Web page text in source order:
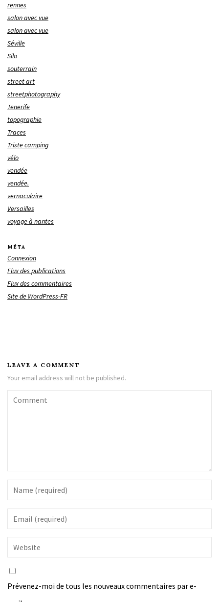
rennes
salon avec vue
salon avec vue
Séville
Silo
souterrain
street art
streetphotography
Tenerife
topographie
Traces
Triste camping
vélo
vendée
vendée.
vernaculaire
Versailles
voyage à nantes
MÉTA
Connexion
Flux des publications
Flux des commentaires
Site de WordPress-FR
LEAVE A COMMENT
Your email address will not be published.
Prévenez-moi de tous les nouveaux commentaires par e-